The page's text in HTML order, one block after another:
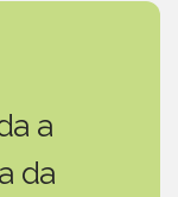
a
da